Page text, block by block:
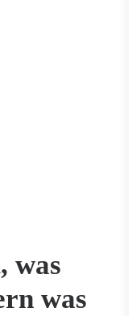
was
was